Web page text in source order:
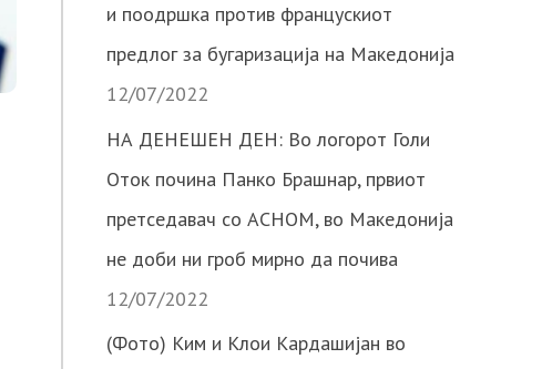
и поодршка против францускиот
предлог за бугаризација на Македонија
12/07/2022
НА ДЕНЕШЕН ДЕН: Во логорот Голи
Оток почина Панко Брашнар, првиот
претседавач со АСНОМ, во Македонија
не доби ни гроб мирно да почива
12/07/2022
(Фото) Ким и Клои Кардашијан во